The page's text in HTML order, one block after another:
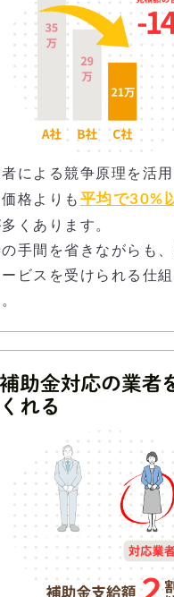
による競争原理を活用
格よりも 平均で30%
くあります。
手間を省きながらも
ビスを受けられる仕